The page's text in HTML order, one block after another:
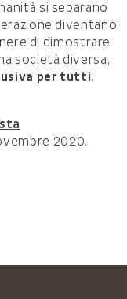
si separano
diventano
di dimostrare
società diversa,
per tutti.
2020.